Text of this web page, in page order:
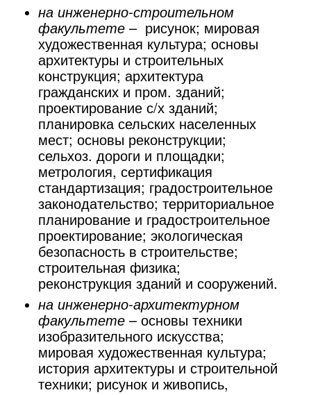
на инженерно-строительном
факультете – рисунок; мировая
художественная культура; основы
архитектуры и строительных
конструкция; архитектура
гражданских и пром. зданий;
проектирование с/х зданий;
планировка сельских населенных
мест; основы реконструкции;
сельхоз. дороги и площадки;
метрология, сертификация
стандартизация; градостроительное
законодательство; территориальное
планирование и градостроительное
проектирование; экологическая
безопасность в строительстве;
строительная физика;
реконструкция зданий и сооружений.
на инженерно-архитектурном
факультете – основы техники
изобразительного искусства;
мировая художественная культура;
история архитектуры и строительной
техники; рисунок и живопись,